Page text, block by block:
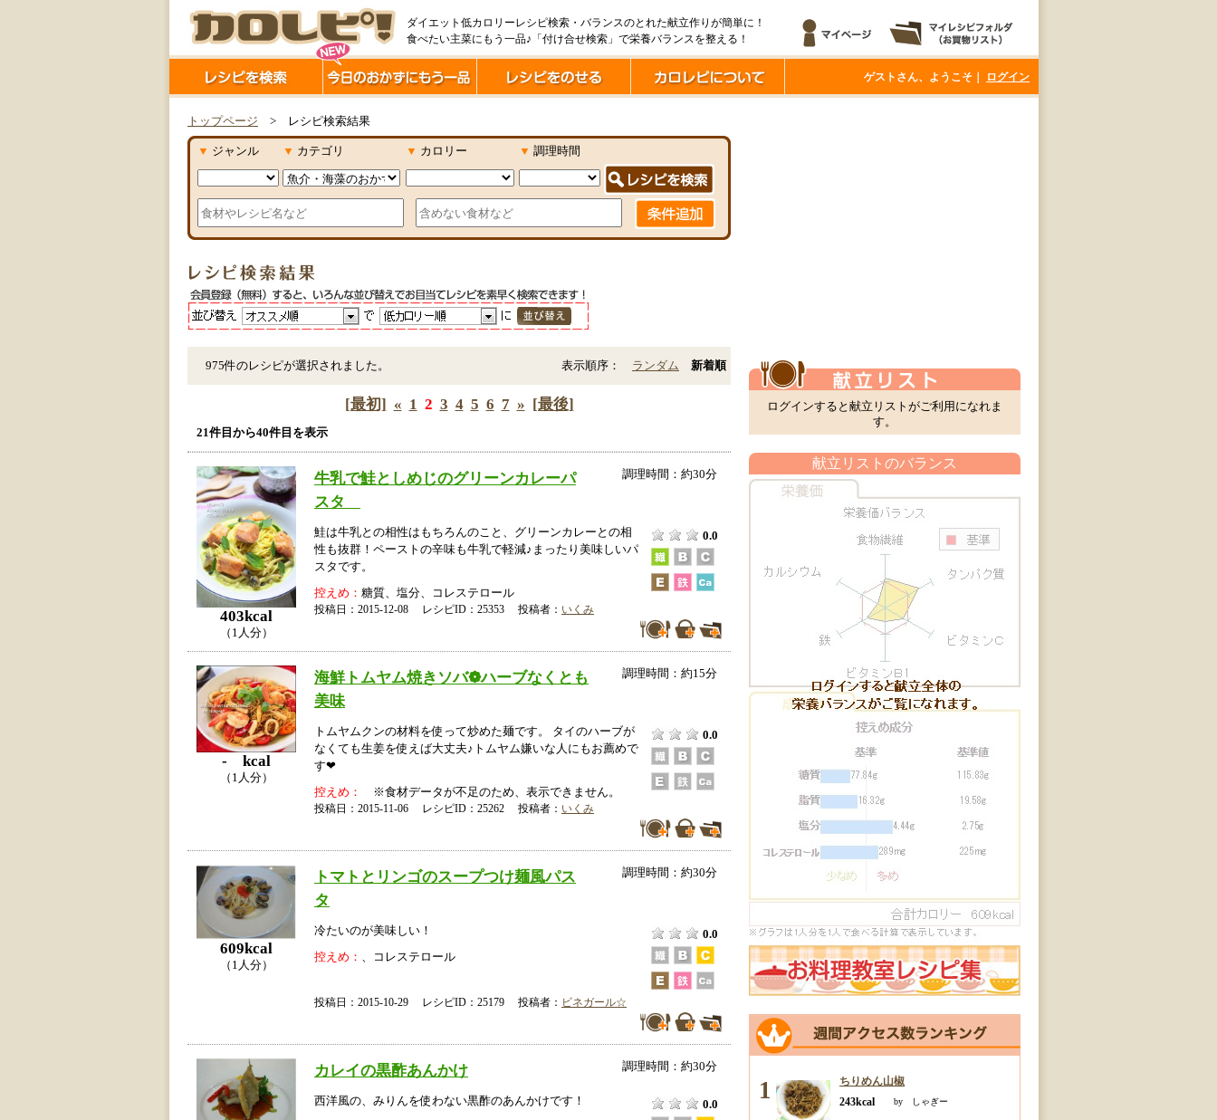
ダイエット低カロリーレシピ検索・バランスのとれた献立作りが簡単に！
食べたい主菜にもう一品♪「付け合せ検索」で栄養バランスを整える！
ゲストさん、ようこそ｜ ログイン
トップページ > レシピ検索結果
▼ ジャンル ▼ カテゴリ ▼ カロリー ▼ 調理時間
975件のレシピが選択されました。 表示順序： ランダム 新着順
[最初] « 1 2 3 4 5 6 7 » [最後]
21件目から40件目を表示
403kcal
（1人分）
牛乳で鮭としめじのグリーンカレーパ
スタ
調理時間：約30分
鮭は牛乳との相性はもちろんのこと、グリーンカレーとの相
性も抜群！ペーストの辛味も牛乳で軽減♪まったり美味しいパ
スタです。
0.0
控えめ： 糖質、塩分、コレステロール
投稿日：2015-12-08 レシピID：25353 投稿者： いくみ
- kcal
（1人分）
海鮮トムヤム焼きソバ❁ハーブなくとも
美味
調理時間：約15分
トムヤムクンの材料を使って炒めた麺です。 タイのハーブが
なくても生姜を使えば大丈夫♪トムヤム嫌いな人にもお薦めで
す❤
0.0
控えめ： ※食材データが不足のため、表示できません。
投稿日：2015-11-06 レシピID：25262 投稿者： いくみ
609kcal
（1人分）
トマトとリンゴのスープつけ麺風パス
タ
調理時間：約30分
冷たいのが美味しい！
0.0
控えめ： 、コレステロール
投稿日：2015-10-29 レシピID：25179 投稿者： ビネガール☆
カレイの黒酢あんかけ 調理時間：約30分
西洋風の、みりんを使わない黒酢のあんかけです！
0.0
ログインすると献立リストがご利用になれま
す。
献立リストのバランス
1
ちりめん山椒
243kcal
by しゃぎー